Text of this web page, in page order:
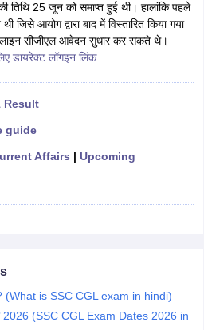
D Exam pattern
तिथि 25 जून को समाप्त हुई थी। हालांकि पहले
आयोग द्वारा बाद में विस्तारित किया गया
सीजीएल आवेदन सुधार कर सकते थे।
डायरेक्ट लॉगइन लिंक
Result
guide
Affairs | Upcoming
है? (What is SSC CGL exam in hindi)
2026 (SSC CGL Exam Dates 2026 in